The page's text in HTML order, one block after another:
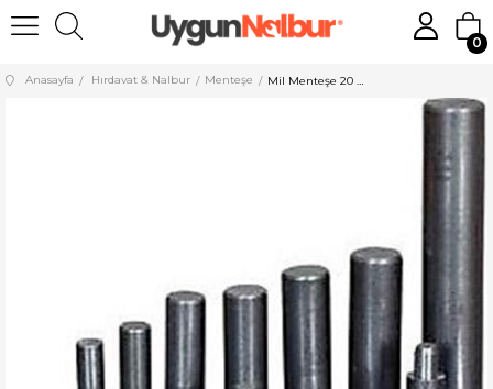
0
Anasayfa Hırdavat & Nalbur Menteşe